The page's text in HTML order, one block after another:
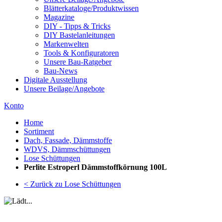
Blätterkataloge/Produktwissen
Magazine
DIY - Tipps & Tricks
DIY Bastelanleitungen
Markenwelten
Tools & Konfiguratoren
Unsere Bau-Ratgeber
Bau-News
Digitale Ausstellung
Unsere Beilage/Angebote
Konto
Home
Sortiment
Dach, Fassade, Dämmstoffe
WDVS, Dämmschüttungen
Lose Schüttungen
Perlite Estroperl Dämmstoffkörnung 100L
< Zurück zu Lose Schüttungen